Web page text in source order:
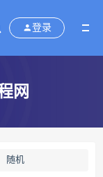
登录
网
随机